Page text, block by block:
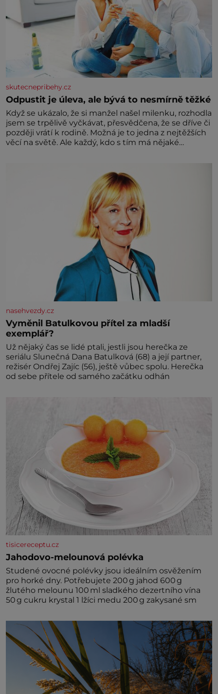
skutecnepribehy.cz
Odpustit je úleva, ale bývá to nesmírně těžké
Když se ukázalo, že si manžel našel milenku, rozhodla
jsem se trpělivě vyčkávat, přesvědčena, že se dříve či
později vrátí k rodině. Možná je to jedna z nejtěžších
věcí na světě. Ale každý, kdo s tím má nějaké
nasehvezdy.cz
Vyměnil Batulkovou přítel za mladší
exemplář?
Už nějaký čas se lidé ptali, jestli jsou herečka ze
seriálu Slunečná Dana Batulková (68) a její partner,
režisér Ondřej Zajíc (56), ještě vůbec spolu. Herečka
od sebe přítele od samého začátku odhán
tisicereceptu.cz
Jahodovo-melounová polévka
Studené ovocné polévky jsou ideálním osvěžením
pro horké dny. Potřebujete 200 g jahod 600 g
žlutého melounu 100 ml sladkého dezertního vína
50 g cukru krystal 1 lžíci medu 200 g zakysané sm